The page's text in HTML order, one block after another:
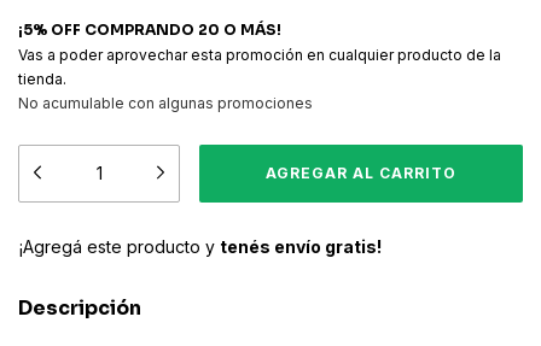
¡5% OFF COMPRANDO 20 O MÁS!
Vas a poder aprovechar esta promoción en cualquier producto de la
tienda.
No acumulable con algunas promociones
¡Agregá este producto y tenés envío gratis!
Descripción